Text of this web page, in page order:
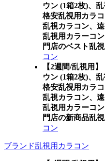
ウン (1箱2枚)、
格安乱視用カラ
乱視カラコン、
乱視用カラーコ
門店のベスト乱
コン
【2週間/乱視用
ウン (1箱2枚)、
格安乱視用カラ
乱視カラコン、
乱視用カラーコ
門店の新商品乱
コン
ブランド乱視用カラコン